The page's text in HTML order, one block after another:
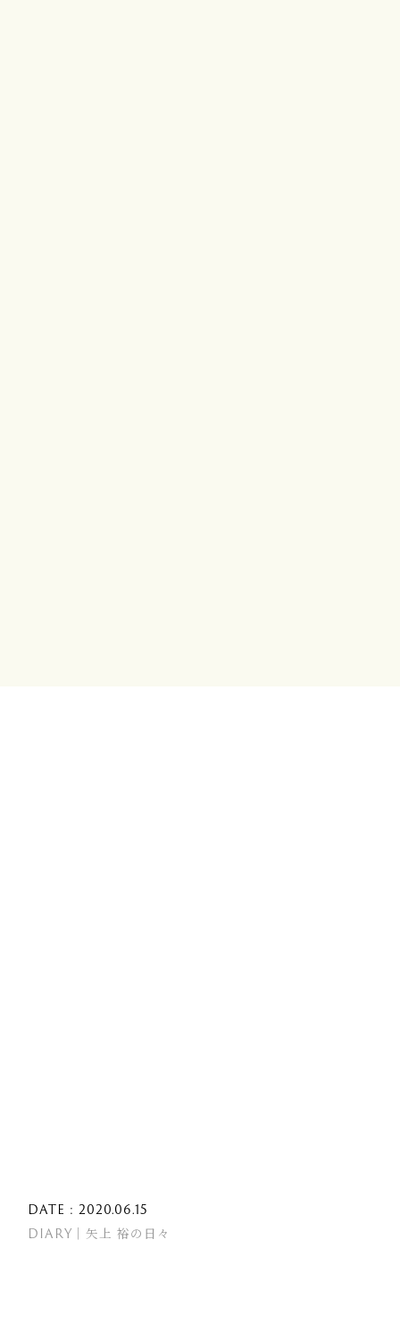
DATE : 2020.06.15
DIARY｜矢上 裕の日々